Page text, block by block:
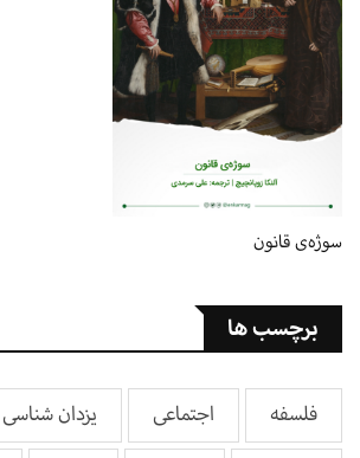
سوژه‌ی قانون
برچسب ها
فلسفه اجتماعی یزدان شناسی